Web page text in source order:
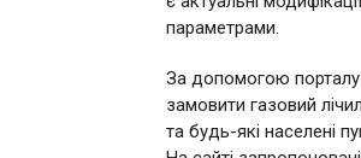
параметрами.
За допомогою
замовити газовий
та будь-які населені